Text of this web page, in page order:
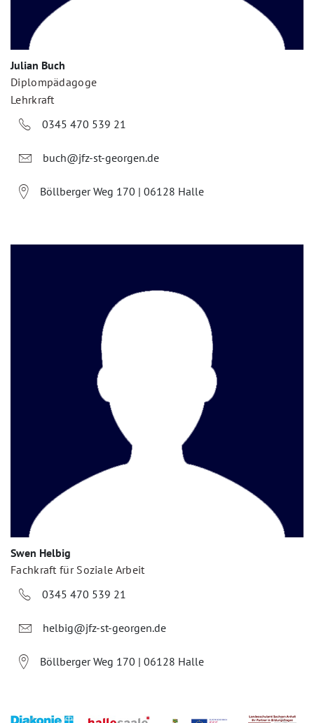
Julian Buch
Diplompädagoge
Lehrkraft
0345 470 539 21
buch@jfz-st-georgen.de
Böllberger Weg 170 | 06128 Halle
Swen Helbig
Fachkraft für Soziale Arbeit
0345 470 539 21
helbig@jfz-st-georgen.de
Böllberger Weg 170 | 06128 Halle